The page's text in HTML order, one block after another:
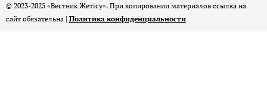
© 2023-2025 «Вестник Жетісу». При копировании материалов ссылка на
сайт обязательна | Политика конфиденциальности